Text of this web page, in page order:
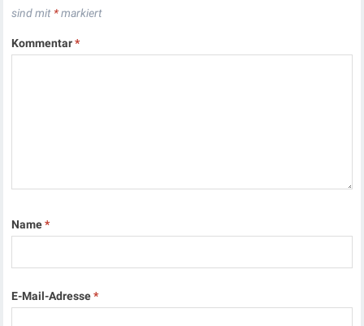
sind mit *markiert
Kommentar*
Name*
E-Mail-Adresse*